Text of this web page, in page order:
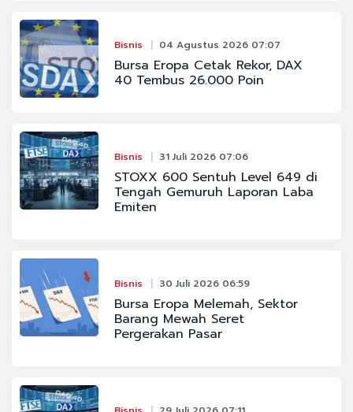
Bisnis 04 Agustus 2026 07:07
Bursa Eropa Cetak Rekor, DAX
40 Tembus 26.000 Poin
Bisnis 31 Juli 2026 07:06
STOXX 600 Sentuh Level 649 di
Tengah Gemuruh Laporan Laba
Emiten
Bisnis 30 Juli 2026 06:59
Bursa Eropa Melemah, Sektor
Barang Mewah Seret
Pergerakan Pasar